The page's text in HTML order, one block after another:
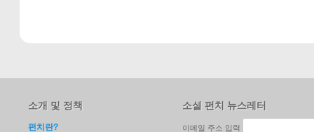
소개 및 정책
펀치란?
소셜 펀치 뉴스레터
이메일 주소 입력